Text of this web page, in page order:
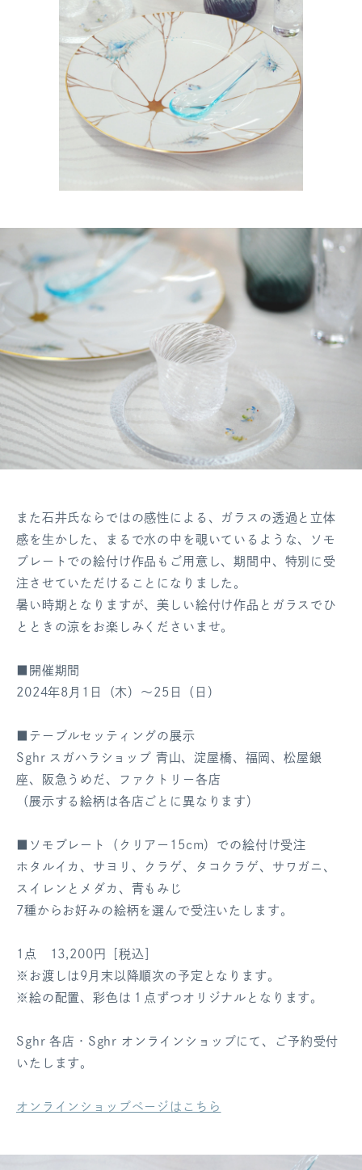
また石井氏ならではの感性による、ガラスの透過と立体
感を生かした、まるで水の中を覗いているような、ソモ
プレートでの絵付け作品もご用意し、期間中、特別に受
注させていただけることになりました。
暑い時期となりますが、美しい絵付け作品とガラスでひ
とときの涼をお楽しみくださいませ。
■開催期間
2024年8月1日（木）～25日（日）
■テーブルセッティングの展示
Sghr スガハラショップ 青山、淀屋橋、福岡、松屋銀
座、阪急うめだ、ファクトリー各店
（展示する絵柄は各店ごとに異なります）
■ソモプレート（クリアー15cm）での絵付け受注
ホタルイカ、サヨリ、クラゲ、タコクラゲ、サワガニ、
スイレンとメダカ、青もみじ
7種からお好みの絵柄を選んで受注いたします。
1点 13,200円［税込］
※お渡しは9月末以降順次の予定となります。
※絵の配置、彩色は１点ずつオリジナルとなります。
Sghr 各店・Sghr オンラインショップにて、ご予約受付
いたします。
オンラインショップページはこちら